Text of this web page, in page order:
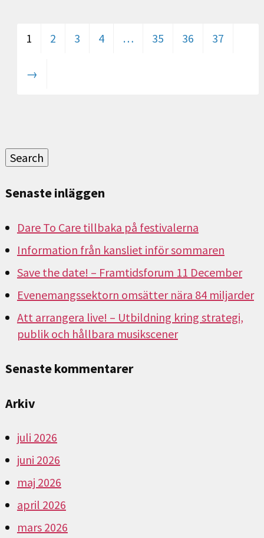
1 2 3 4 … 35 36 37
→
Search
Senaste inläggen
Dare To Care tillbaka på festivalerna
Information från kansliet inför sommaren
Save the date! – Framtidsforum 11 December
Evenemangssektorn omsätter nära 84 miljarder
Att arrangera live! – Utbildning kring strategi,
publik och hållbara musikscener
Senaste kommentarer
Arkiv
juli 2026
juni 2026
maj 2026
april 2026
mars 2026